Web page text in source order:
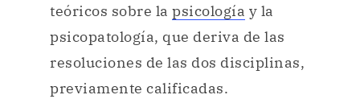
teóricos sobre la psicología y la
psicopatología, que deriva de las
resoluciones de las dos disciplinas,
previamente calificadas.